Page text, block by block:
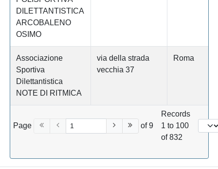
DILETTANTISTICA
ARCOBALENO
OSIMO
Associazione
Sportiva
Dilettantistica
NOTE DI RITMICA
via della strada
vecchia 37
Roma
Page of 9
Records
1 to 100
of 832